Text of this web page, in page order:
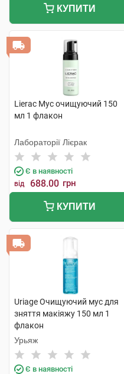
КУПИТИ
Lierac Мус очищуючий 150
мл 1 флакон
Лабораторії Лієрак
Є в наявності
від 688.00 грн
КУПИТИ
Uriage Очищуючий мус для
зняття макіяжу 150 мл 1
флакон
Урьяж
Є в наявності